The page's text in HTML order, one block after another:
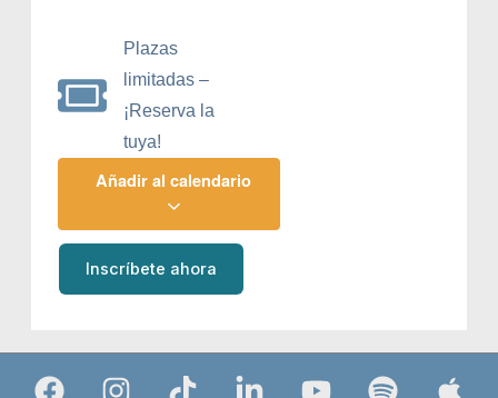
Plazas
limitadas –
¡Reserva la
tuya!
Inscríbete ahora